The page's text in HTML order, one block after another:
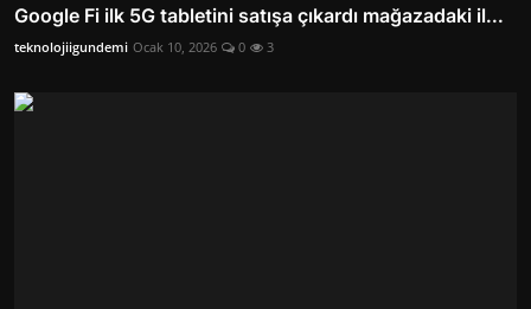
Google Fi ilk 5G tabletini satışa çıkardı mağazadaki il...
teknolojiigundemi Ocak 10, 2026 0 3